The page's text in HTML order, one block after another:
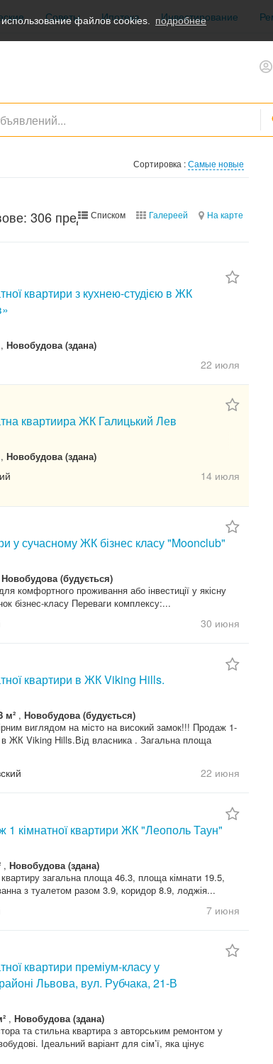
файлов cookies. подробнее
Советы Ипотека Инвестирование
Сортировка :Самые новые
306 предложений на
Списком Галереей На карте
квартири з кухнею-студією в ЖК
, Новобудова (здана)
22 июля
квартиира ЖК Галицький Лев
, Новобудова (здана)
14 июля
у сучасному ЖК бізнес класу "Moonclub"
Новобудова (будується)
комфортного проживання або інвестиції у якісну
бізнес-класу Переваги комплексу:...
30 июня
квартири в ЖК Viking Hills.
м² , Новобудова (будується)
виглядом на місто на високий замок!!! Продаж 1-
в ЖК Viking Hills.Від власника . Загальна площа
22 июня
1 кімнатної квартири ЖК "Леополь Таун"
, Новобудова (здана)
загальна площа 46.3, площа кімнати 19.5,
з туалетом разом 3.9, коридор 8.9, лоджія...
7 июня
квартири преміум-класу у
Львова, вул. Рубчака, 21-В
, Новобудова (здана)
та стильна квартира з авторським ремонтом у
Ідеальний варіант для сім’ї, яка цінує